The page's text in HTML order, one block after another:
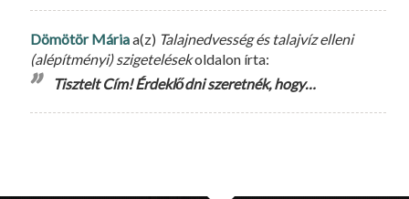
Dömötör Máriaa(z) Talajnedvesség és talajvíz elleni
(alépítményi) szigetelésekoldalon írta:
Tisztelt Cím! Érdeklődni szeretnék, hogy…